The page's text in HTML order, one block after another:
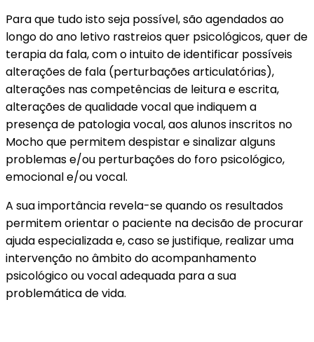
Para que tudo isto seja possível, são agendados ao
longo do ano letivo rastreios quer psicológicos, quer de
terapia da fala, com o intuito de identificar possíveis
alterações de fala (perturbações articulatórias),
alterações nas competências de leitura e escrita,
alterações de qualidade vocal que indiquem a
presença de patologia vocal, aos alunos inscritos no
Mocho que permitem despistar e sinalizar alguns
problemas e/ou perturbações do foro psicológico,
emocional e/ou vocal.
A sua importância revela-se quando os resultados
permitem orientar o paciente na decisão de procurar
ajuda especializada e, caso se justifique, realizar uma
intervenção no âmbito do acompanhamento
psicológico ou vocal adequada para a sua
problemática de vida.